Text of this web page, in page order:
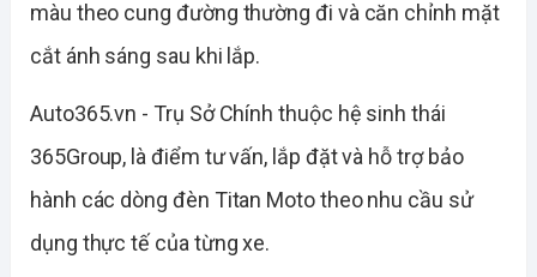
màu theo cung đường thường đi và căn chỉnh mặt
cắt ánh sáng sau khi lắp.
Auto365.vn - Trụ Sở Chính thuộc hệ sinh thái
365Group, là điểm tư vấn, lắp đặt và hỗ trợ bảo
hành các dòng đèn Titan Moto theo nhu cầu sử
dụng thực tế của từng xe.